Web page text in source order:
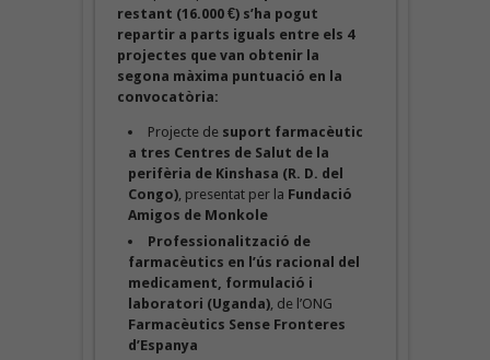
restant (16.000 €) s’ha pogut
repartir a parts iguals entre els 4
projectes que van obtenir la
segona màxima puntuació en la
convocatòria:
Projecte de suport farmacèutic
a tres Centres de Salut de la
perifèria de Kinshasa (R. D. del
Congo), presentat per la Fundació
Amigos de Monkole
Professionalització de
farmacèutics en l’ús racional del
medicament, formulació i
laboratori (Uganda), de l’ONG
Farmacèutics Sense Fronteres
d’Espanya